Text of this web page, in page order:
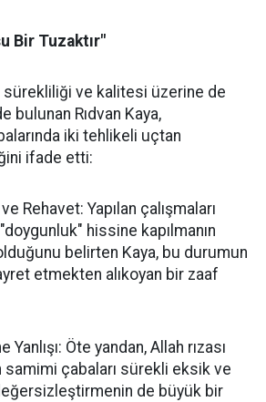
Bir Tuzaktır"
ve kalitesi üzerine de
bulunan Rıdvan Kaya,
iki tehlikeli uçtan
ifade etti:
Rehavet: Yapılan çalışmaları
hissine kapılmanın
belirten Kaya, bu durumun
etmekten alıkoyan bir zaaf
Öte yandan, Allah rızası
samimi çabaları sürekli eksik ve
de büyük bir